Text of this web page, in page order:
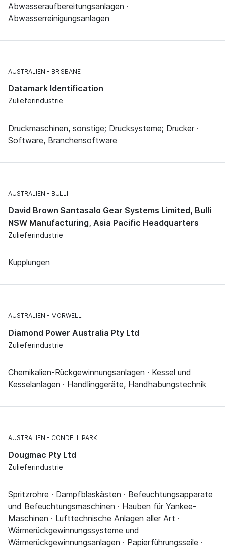
Abwasseraufbereitungsanlagen ·
Abwasserreinigungsanlagen
AUSTRALIEN BRISBANE
Datamark Identification
Zulieferindustrie
Druckmaschinen, sonstige; Drucksysteme; Drucker ·
Software, Branchensoftware
AUSTRALIEN BULLI
David Brown Santasalo Gear Systems Limited, Bulli
NSW Manufacturing, Asia Pacific Headquarters
Zulieferindustrie
Kupplungen
AUSTRALIEN MORWELL
Diamond Power Australia Pty Ltd
Zulieferindustrie
Chemikalien-Rückgewinnungsanlagen · Kessel und
Kesselanlagen · Handlinggeräte, Handhabungstechnik
AUSTRALIEN CONDELL PARK
Dougmac Pty Ltd
Zulieferindustrie
Spritzrohre · Dampfblaskästen · Befeuchtungsapparate
und Befeuchtungsmaschinen · Hauben für Yankee-
Maschinen · Lufttechnische Anlagen aller Art ·
Wärmerückgewinnungssysteme und
Wärmerückgewinnungsanlagen · Papierführungsseile ·